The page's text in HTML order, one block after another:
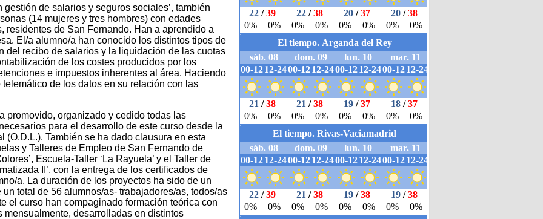
gestión de salarios y seguros sociales’, también
(14 mujeres y tres hombres) con edades
residentes de San Fernando. Han a aprendido a
El/a alumno/a han conocido los distintos tipos de
del recibo de salarios y la liquidación de las cuotas
de los costes producidos por los
e impuestos inherentes al área. Haciendo
de los datos en su relación con las
promovido, organizado y cedido todas las
para el desarrollo de este curso desde la
También se ha dado clausura en esta
y Talleres de Empleo de San Fernando de
Escuela-Taller ‘La Rayuela’ y el Taller de
II’, con la entrega de los certificados de
a. La duración de los proyectos ha sido de un
total de 56 alumnos/as- trabajadores/as, todos/as
el curso han compaginado formación teórica con
desarrolladas en distintos